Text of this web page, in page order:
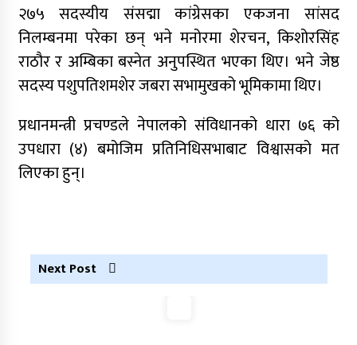
जुम्लामा महिलामाथि जबरजस्ती करणी प्रयासको
आरोपमा एक पक्राउ
नेपाली कांग्रेस जुम्लाका कोषाध्यक्ष पाण्डेको निधन
दुर्घटना, एकको मृत्यु
डाेल्पाकाे जगदुल्लाबाट जुम्ला आउँदै गरेकाे जिप
२७५ सदस्यीय संसद्मा कांग्रेसका एकजना सांसद
निलम्बनमा परेका छन् भने मनोरमा शेरचन, किशोरसिंह
राठौर र अम्बिका बस्नेत अनुपस्थित भएका थिए। भने जेष्ठ
सदस्य पशुपतिशमशेर जबरा सभामुखको भूमिकामा थिए।
प्रधानमन्त्री प्रचण्डले नेपालको संविधानको धारा ७६ को
उपधारा (४) बमोजिम प्रतिनिधिसभाबाट विश्वासको मत
लिएका हुन्।
Next Post